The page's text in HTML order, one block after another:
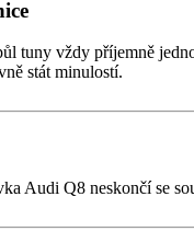
tuny vždy příjemně
stát minulostí.
Audi Q8 neskončí se